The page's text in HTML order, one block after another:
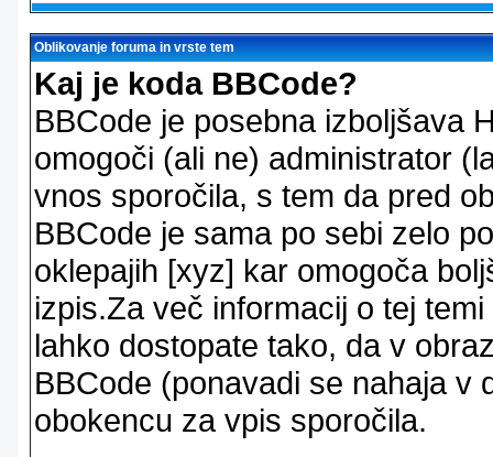
Oblikovanje foruma in vrste tem
Kaj je koda BBCode?
BBCode je posebna izboljšava
omogoči (ali ne) administrator
vnos sporočila, s tem da pred
BBCode je sama po sebi zelo
oklepajih [xyz] kar omogoča
izpis.Za več informacij o tej
lahko dostopate tako, da v
BBCode (ponavadi se nahaja v
obokencu za vpis sporočila.